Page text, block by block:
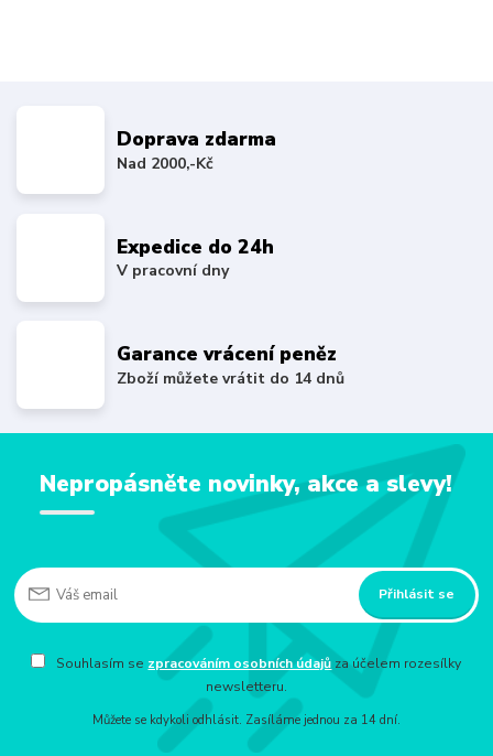
Doprava zdarma
Nad 2000,-Kč
Expedice do 24h
V pracovní dny
Garance vrácení peněz
Zboží můžete vrátit do 14 dnů
Nepropásněte novinky, akce a slevy!
Přihlásit se
Souhlasím se zpracováním osobních údajů za účelem rozesílky
newsletteru.
Můžete se kdykoli odhlásit. Zasíláme jednou za 14 dní.